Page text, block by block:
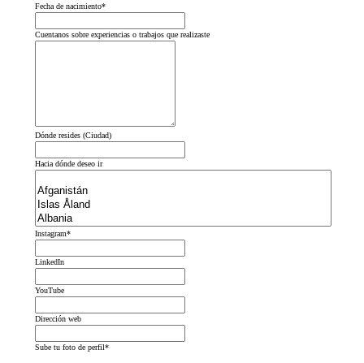
Fecha de nacimiento*
Cuentanos sobre experiencias o trabajos que realizaste
Dónde resides (Ciudad)
Hacia dónde deseo ir
Instagram*
LinkedIn
YouTube
Dirección web
Sube tu foto de perfil*